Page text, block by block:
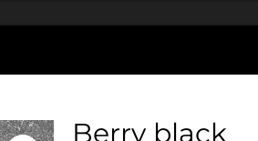
Berry black